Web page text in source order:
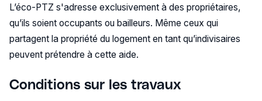
L’éco-PTZ s'adresse exclusivement à des propriétaires,
qu’ils soient occupants ou bailleurs. Même ceux qui
partagent la propriété du logement en tant qu’indivisaires
peuvent prétendre à cette aide.
Conditions sur les travaux